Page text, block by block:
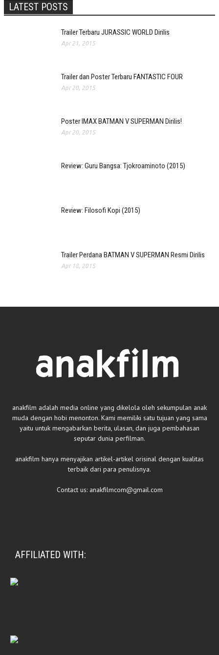
LATEST POSTS
Trailer Terbaru JURASSIC WORLD Dirilis
Apr 21, 2015
Trailer dan Poster Terbaru FANTASTIC FOUR
Apr 20, 2015
Poster IMAX BATMAN V SUPERMAN Dirilis!
Apr 20, 2015
Review: Guru Bangsa: Tjokroaminoto (2015)
Review: Filosofi Kopi (2015)
Trailer Perdana BATMAN V SUPERMAN Resmi Dirilis
Apr 18, 2015
anakfilm adalah media online yang dikelola oleh sekumpulan anak
muda dengan hobi menonton. Kami memiliki satu tujuan yang sama
yaitu untuk mengabarkan berita, ulasan, dan juga pembahasan
seputar dunia perfilman.
anakfilm hanya menyajikan artikel-artikel orisinal dengan kualitas
terbaik dari para penulisnya.
Contact us: anakfilmcom@gmail.com
AFFILIATED WITH: